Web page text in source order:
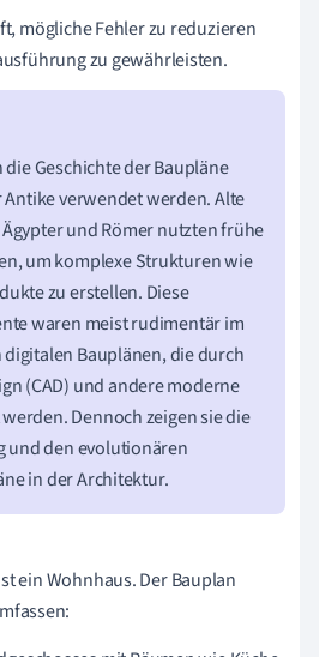
mögliche Fehler zu reduzieren
zu gewährleisten.
Geschichte der Baupläne
Antike verwendet werden. Alte
und Römer nutzten frühe
um komplexe Strukturen wie
zu erstellen. Diese
waren meist rudimentär im
Bauplänen, die durch
(CAD) und andere moderne
Dennoch zeigen sie die
und den evolutionären
in der Architektur.
ein Wohnhaus. Der Bauplan